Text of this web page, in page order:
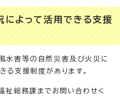
によって活用できる支援
水害等の自然災害及び火災に
る支援制度があります。
祉総務課までお問い合わせく